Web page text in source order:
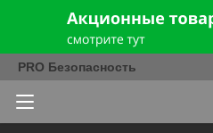
PRO Безопасность